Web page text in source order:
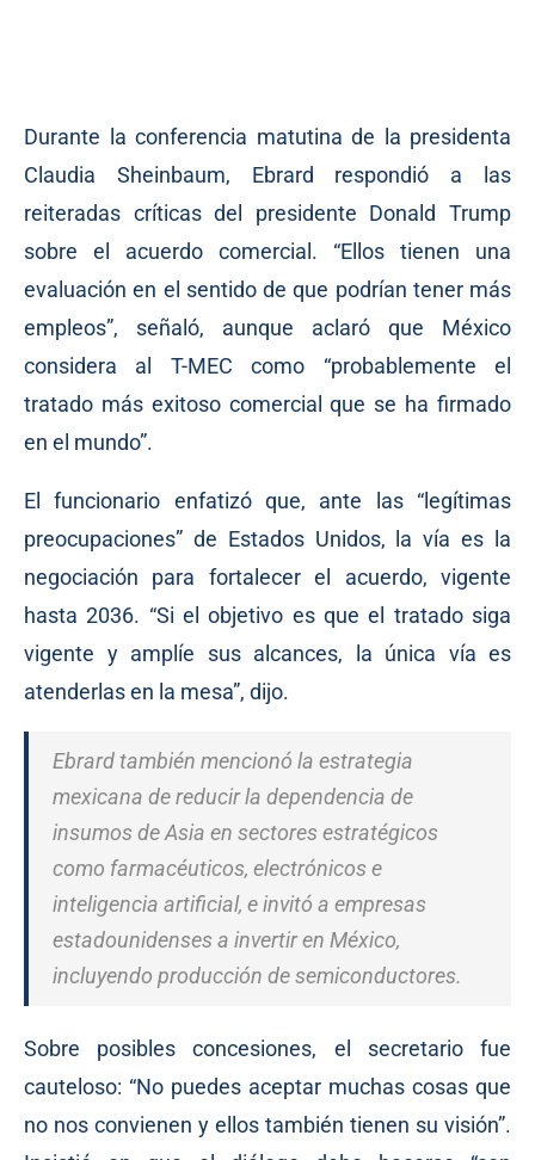
Durante la conferencia matutina de la presidenta
Claudia Sheinbaum, Ebrard respondió a las
reiteradas críticas del presidente Donald Trump
sobre el acuerdo comercial. “Ellos tienen una
evaluación en el sentido de que podrían tener más
empleos”, señaló, aunque aclaró que México
considera al T-MEC como “probablemente el
tratado más exitoso comercial que se ha firmado
en el mundo”.
El funcionario enfatizó que, ante las “legítimas
preocupaciones” de Estados Unidos, la vía es la
negociación para fortalecer el acuerdo, vigente
hasta 2036. “Si el objetivo es que el tratado siga
vigente y amplíe sus alcances, la única vía es
atenderlas en la mesa”, dijo.
Ebrard también mencionó la estrategia
mexicana de reducir la dependencia de
insumos de Asia en sectores estratégicos
como farmacéuticos, electrónicos e
inteligencia artificial, e invitó a empresas
estadounidenses a invertir en México,
incluyendo producción de semiconductores.
Sobre posibles concesiones, el secretario fue
cauteloso: “No puedes aceptar muchas cosas que
no nos convienen y ellos también tienen su visión”.